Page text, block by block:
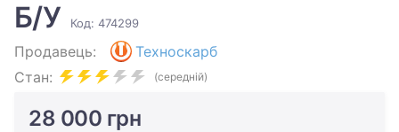
Б/У
Код: 474299
Продавець:
Техноскарб
Стан:
(середній)
28 000 грн